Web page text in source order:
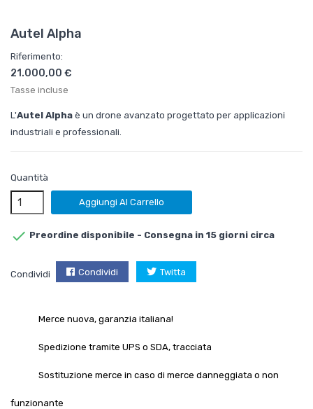
Autel Alpha
Riferimento:
21.000,00 €
Tasse incluse
L'Autel Alpha è un drone avanzato progettato per applicazioni
industriali e professionali.
Quantità
Aggiungi Al Carrello
 Preordine disponibile - Consegna in 15 giorni circa
Condividi Condividi Twitta
Merce nuova, garanzia italiana!
Spedizione tramite UPS o SDA, tracciata
Sostituzione merce in caso di merce danneggiata o non
funzionante